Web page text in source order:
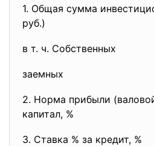
1. Общая сумма
руб.)
в т. ч. Собственных
заемных
2. Норма прибыли
капитал, %
3. Ставка % за кредит, %